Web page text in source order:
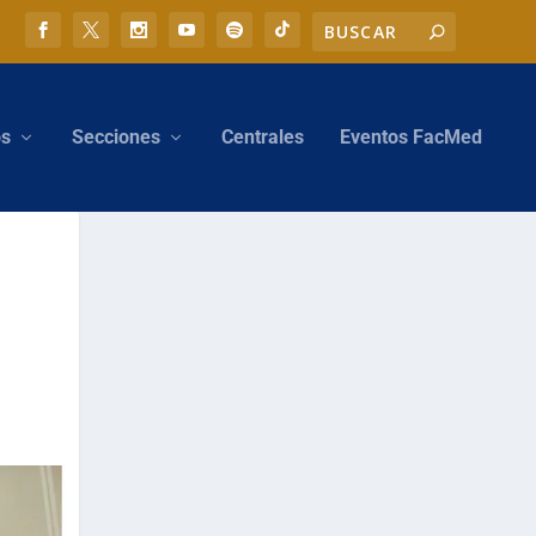
Secciones Centrales Eventos FacMed